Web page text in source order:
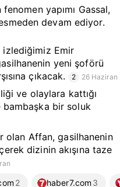
yapımı Gassal,
devam ediyor.
izlediğimiz Emir
yeni şoförü
çıkacak.
2 26 Haziran
ve olaylara kattığı
bambaşka bir soluk
Affan, gasilhanenin
dizinin akışına taze
2 haber7.com 3